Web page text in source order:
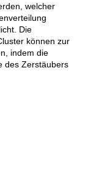
welcher
Die
können zur
indem die
des Zerstäubers